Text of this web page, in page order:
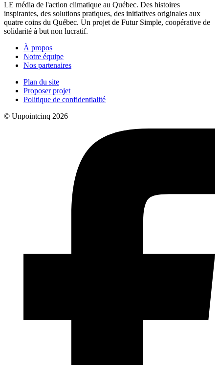
LE média de l'action climatique au Québec. Des histoires
inspirantes, des solutions pratiques, des initiatives originales aux
quatre coins du Québec. Un projet de Futur Simple, coopérative de
solidarité à but non lucratif.
À propos
Notre équipe
Nos partenaires
Plan du site
Proposer projet
Politique de confidentialité
© Unpointcinq 2026